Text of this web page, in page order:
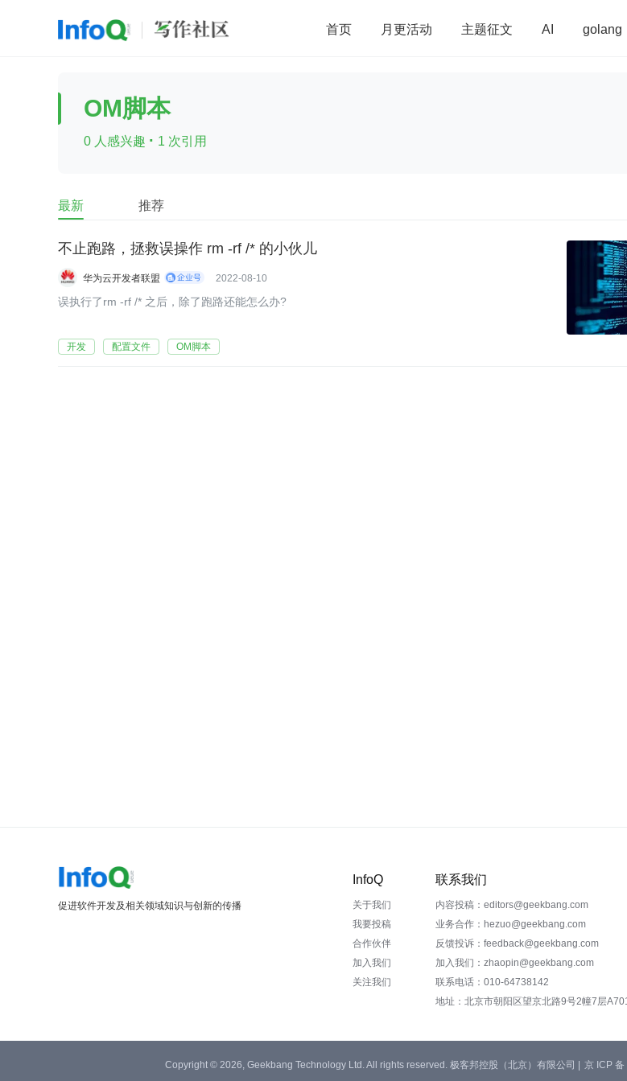
首页 月更活动 主题征文 AI golang
前端 AI
查看更多
OM脚本
0 人感兴趣 · 1 次引用
最新 推荐
不止跑路，拯救误操作 rm -rf /* 的小伙儿
华为云开发者联盟 2022-08-10
误执行了rm -rf /* 之后，除了跑路还能怎么办?
开发 配置文件 OM脚本
促进软件开发及相关领域知识与创新的传播
InfoQ
关于我们
我要投稿
合作伙伴
加入我们
关注我们
联系我们
内容投稿：editors@geekbang.com
业务合作：hezuo@geekbang.com
反馈投诉：feedback@geekbang.com
加入我们：zhaopin@geekbang.com
联系电话：010-64738142
地址：北京市朝阳区望京北路9号2幢7层
Copyright © 2026, Geekbang Technology Ltd. All rights reserved. 极客邦控股（北京）有限公司 | 京 ICP